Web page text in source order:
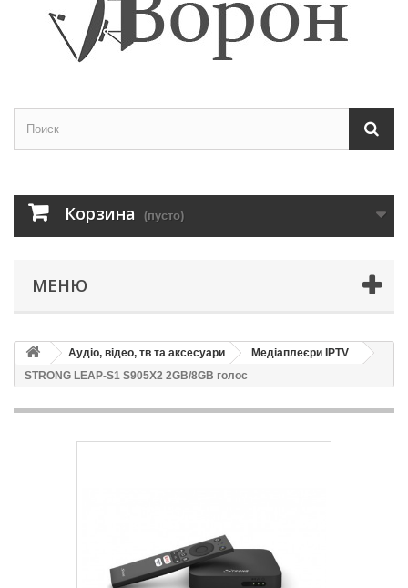
Корзина (пусто)
МЕНЮ
Аудіо, відео, тв та аксесуари
Медіаплеєри IPTV
STRONG LEAP-S1 S905X2 2GB/8GB голос